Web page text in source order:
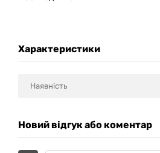
Характеристики
Наявність
Новий відгук або коментар